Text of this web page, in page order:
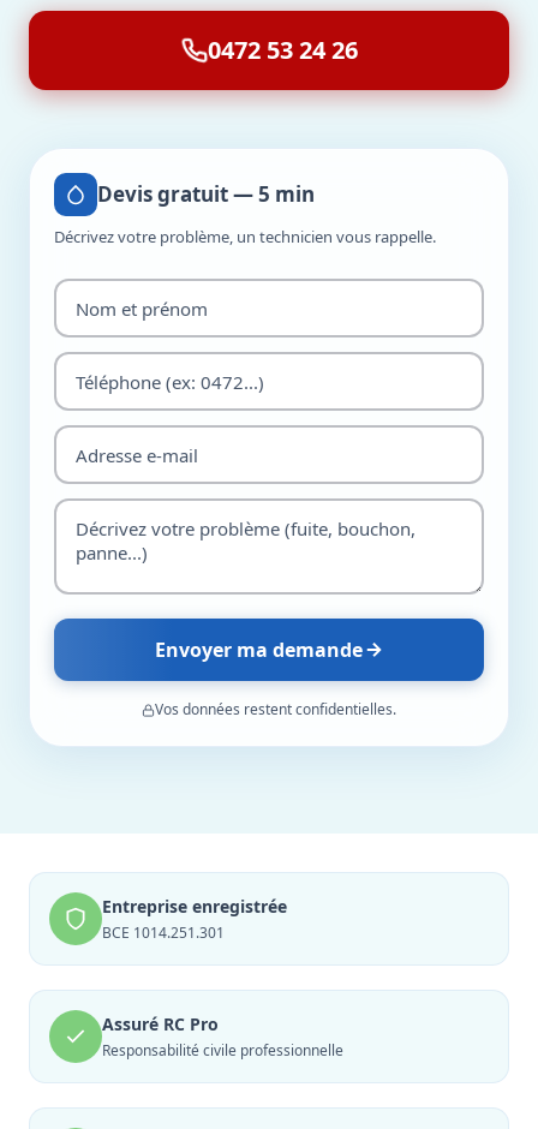
0472 53 24 26
Devis gratuit — 5 min
Décrivez votre problème, un technicien vous rappelle.
Envoyer ma demande
Vos données restent confidentielles.
Entreprise enregistrée
BCE 1014.251.301
Assuré RC Pro
Responsabilité civile professionnelle